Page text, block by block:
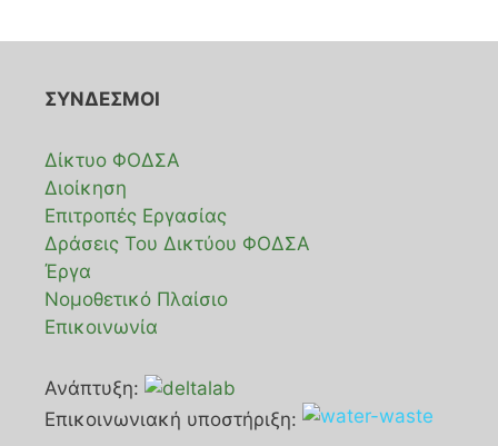
ΣΥΝΔΕΣΜΟΙ
Δίκτυο ΦΟΔΣΑ
Διοίκηση
Επιτροπές Εργασίας
Δράσεις Του Δικτύου ΦΟΔΣΑ
Έργα
Νομοθετικό Πλαίσιο
Επικοινωνία
Ανάπτυξη:
Επικοινωνιακή υποστήριξη: